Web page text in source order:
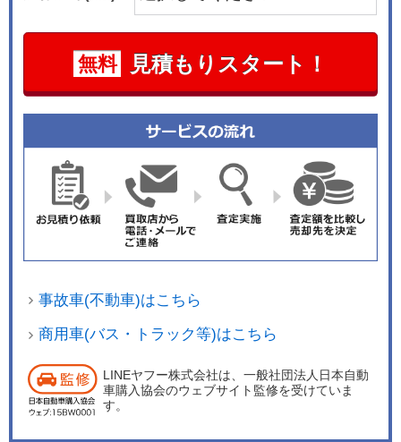
無料 見積もりスタート！
事故車(不動車)はこちら
商用車(バス・トラック等)はこちら
LINEヤフー株式会社は、一般社団法人日本自動
車購入協会のウェブサイト監修を受けていま
す。